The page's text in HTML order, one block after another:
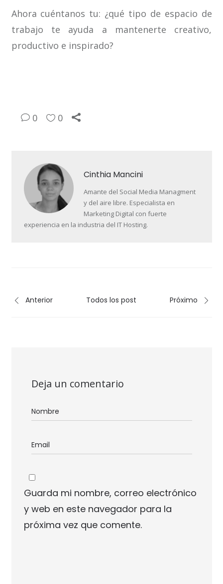
Ahora cuéntanos tu: ¿qué tipo de espacio de
trabajo te ayuda a mantenerte creativo,
productivo e inspirado?
0 0
Cinthia Mancini
Amante del Social Media Managment
y del aire libre. Especialista en
Marketing Digital con fuerte
experiencia en la industria del IT Hosting.
Anterior Todos los post Próximo
Deja un comentario
Guarda mi nombre, correo electrónico
y web en este navegador para la
próxima vez que comente.